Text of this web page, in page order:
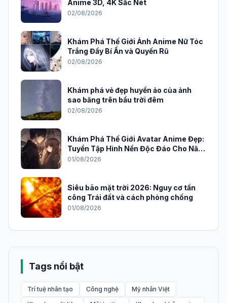
Anime 3D, 4K Sắc Nét
02/08/2026
Khám Phá Thế Giới Ảnh Anime Nữ Tóc
Trắng Đầy Bí Ẩn và Quyến Rũ
02/08/2026
Khám phá vẻ đẹp huyền ảo của ảnh
sao băng trên bầu trời đêm
02/08/2026
Khám Phá Thế Giới Avatar Anime Đẹp:
Tuyển Tập Hình Nền Độc Đáo Cho Năm
2026
01/08/2026
Siêu bão mặt trời 2026: Nguy cơ tấn
công Trái đất và cách phòng chống
01/08/2026
Tags nổi bật
Trí tuệ nhân tạo Công nghệ
Mỹ nhân Việt